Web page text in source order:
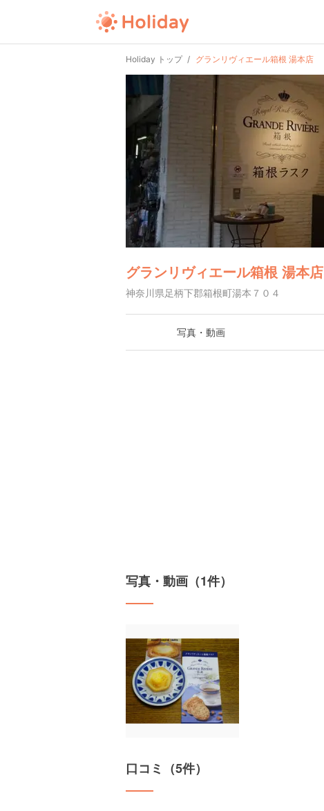
Holiday トップ グランリヴィエール箱根 湯本店
グランリヴィエール箱根 湯本店
神奈川県足柄下郡箱根町湯本７０４
写真・動画
写真・動画（1件）
口コミ（5件）